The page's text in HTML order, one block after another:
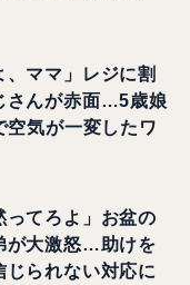
、ママ」レジに割
さんが赤面…5歳娘
気が一変したワ
ってろよ」お盆の
が大激怒…助けを
じられない対応に